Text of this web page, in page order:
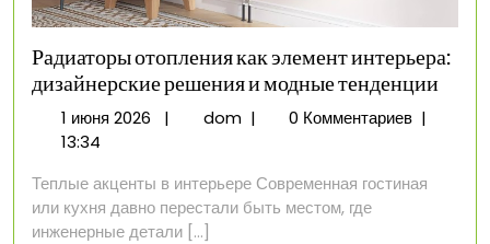
Радиаторы отопления как элемент интерьера:
дизайнерские решения и модные тенденции
1 июня 20261
| domРадиаторы
элемент
интерьера:
| 0 Комментариев |
13:34
Теплые акценты в интерьере Современная гостиная
или кухня давно перестали быть местом, где
инженерные детали [...]